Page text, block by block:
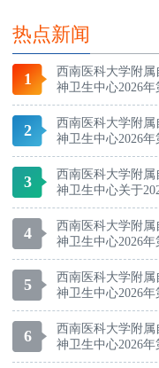
热点新闻
1
西南医科大学附属
神卫生中心2026
员招聘总成绩及
公告
2
西南医科大学附属
神卫生中心2026
员招聘进入面试人
3
西南医科大学附属
神卫生中心关于
外工作人员拟录
4
西南医科大学附属
神卫生中心2026
员招聘公告
5
西南医科大学附属
神卫生中心2026
员招聘总成绩及
公告
6
西南医科大学附属
神卫生中心2026
员招聘公告